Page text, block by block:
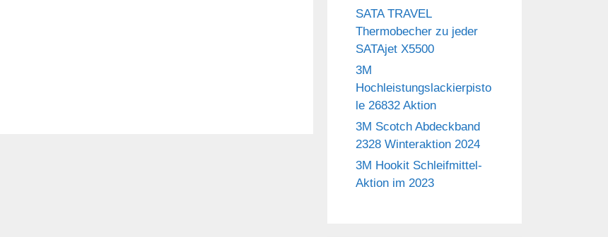
SATA TRAVEL
Thermobecher zu jeder
SATAjet X5500
3M
Hochleistungslackierpisto
le 26832 Aktion
3M Scotch Abdeckband
2328 Winteraktion 2024
3M Hookit Schleifmittel-
Aktion im 2023